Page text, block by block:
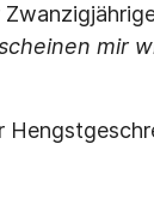
mir